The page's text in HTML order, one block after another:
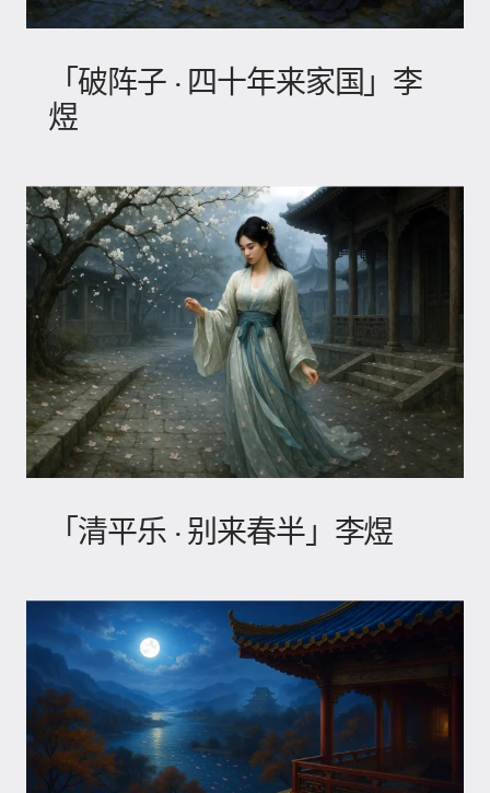
「破阵子 · 四十年来家国」李
煜
「清平乐 · 别来春半」李煜